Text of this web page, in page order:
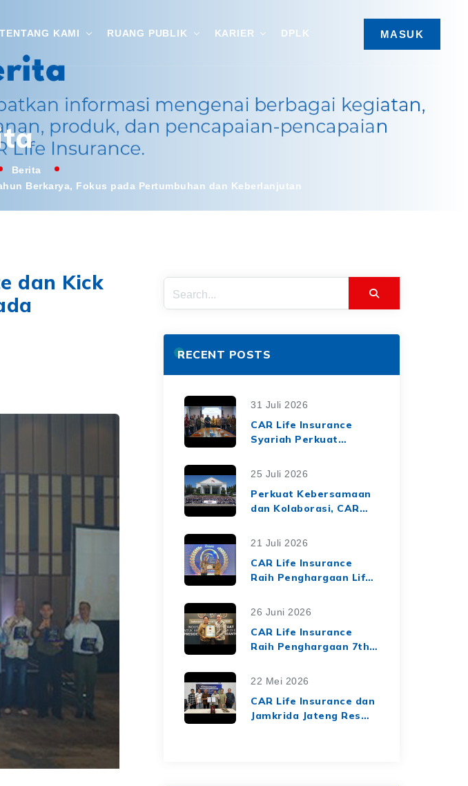
TENTANG KAMI RUANG PUBLIK KARIER DPLK MASUK
Berita
Berkarya, Fokus pada Pertumbuhan dan Keberlanjutan
dan Kick
RECENT POSTS
31 Juli 2026
CAR Life Insurance
Syariah Perkuat
Syariah melalui Kerja
Syariah dengan Tiga
BPRS di Lampung
25 Juli 2026
Perkuat Kebersamaan
dan Kolaborasi, CAR
Employee Gathering
"Harmoni Nusantara,
Sinergi Berkelanjutan"
21 Juli 2026
CAR Life Insurance
Raih Penghargaan Life
Market Leaders 2026
26 Juni 2026
CAR Life Insurance
Raih Penghargaan 7th
Companies Awards
Keuangan yang Solid
dan Berkelanjutan
22 Mei 2026
CAR Life Insurance dan
Jamkrida Jateng Resmi